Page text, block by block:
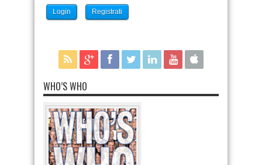
Login Registrati
WHO’S WHO